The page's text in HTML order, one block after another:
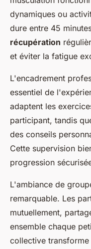
dynamiques ou
dure entre 45
récupération
et éviter la fatigue
L'encadrement
essentiel de
adaptent les
participant, tandis
des conseils
Cette supervision
progression
L'ambiance de
remarquable. Les
mutuellement,
ensemble chaque
collective